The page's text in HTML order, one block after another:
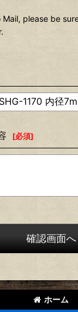
Mail, please be
[必須]
確認画面へ
ホーム